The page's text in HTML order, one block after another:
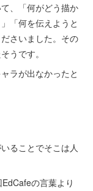
、「何がどう描か
「何を伝えようと
さいました。その
うです。
ラが出なかったと
ることでそこは人
の言葉より